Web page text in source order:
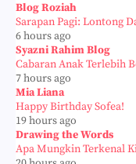
Blog Roziah
Sarapan Pagi: Lontong
6 hours ago
Syazni Rahim Blog
Cabaran Anak Terlebih
7 hours ago
Mia Liana
Happy Birthday Sofea!
19 hours ago
Drawing the Words
Apa Mungkin Terkenal